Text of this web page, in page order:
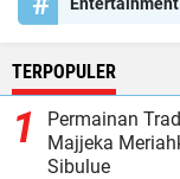
TERPOPULER
Permainan
Majjeka
Sibulue